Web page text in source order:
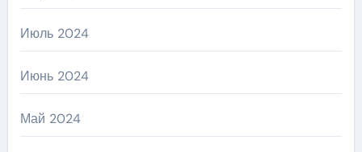
Июль 2024
Июнь 2024
Май 2024